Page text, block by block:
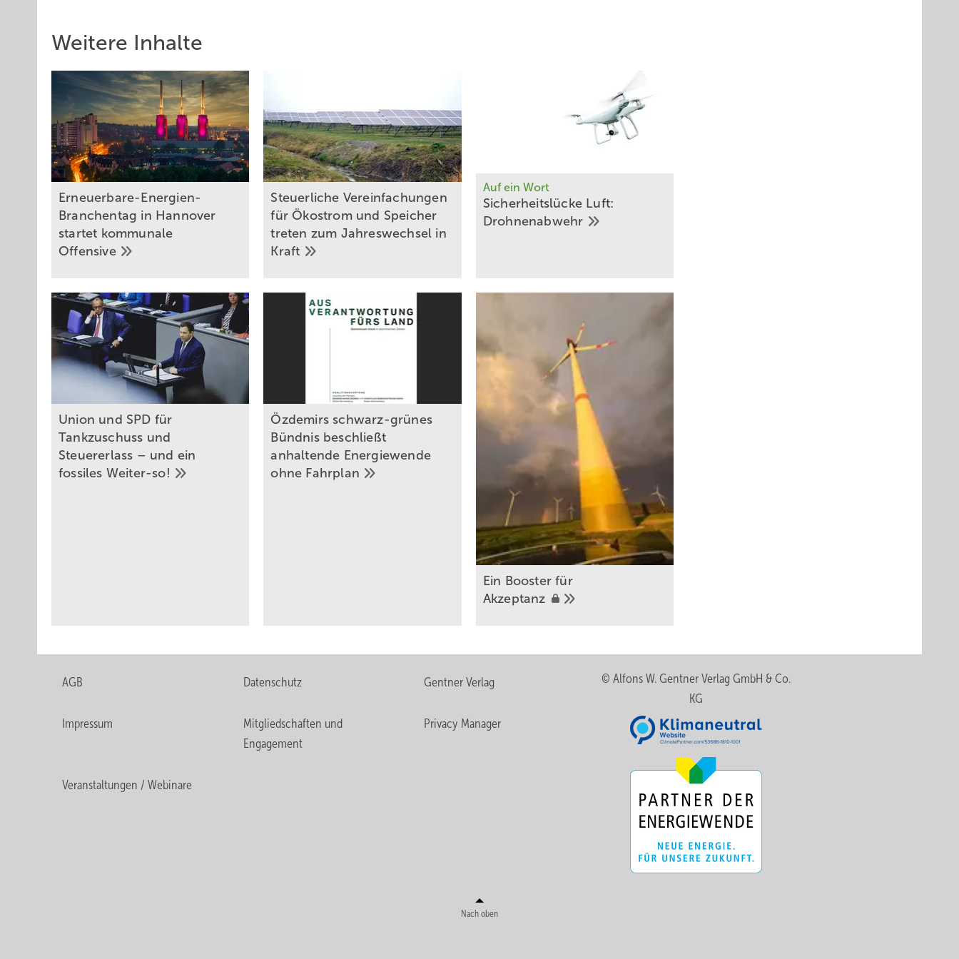
Autorinnen:
Manuela Herms,
Rechtsanwältin
Foto: Prometheus
Judith ­Schoenemann,
wissenschaftliche Mitarbeiterin, ­Prometheus Rechtsanwalts­gesellschaft mbH
Weitere Inhalte
Erneuerbare-Energien-
Branchentag in Hannover
startet kommunale
Offensive
Steuerliche Vereinfachungen
für Ökostrom und Speicher
treten zum Jahreswechsel in
Kraft
Auf ein Wort
Sicherheitslücke Luft:
Drohnenabwehr
Union und SPD für
Tankzuschuss und
Steuererlass – und ein
fossiles Weiter-so!
Özdemirs schwarz-grünes
Bündnis beschließt
anhaltende Energiewende
ohne Fahrplan
Ein Booster für
Akzeptanz
AGB Datenschutz Gentner Verlag
Impressum
Mitgliedschaften und
Engagement
Privacy Manager
Veranstaltungen / Webinare
© Alfons W. Gentner Verlag GmbH & Co.
KG
Nach oben